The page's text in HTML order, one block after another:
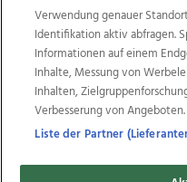
Weitere Angebote
TV1 di-mog-i.at
Life Radio
OÖN Karriere
OÖN
Regionaljobs
Verwendung genauer
Identifikation aktiv abfragen.
Informationen auf einem
Inhalte, Messung von
Inhalten,
Verbesserung von Angeboten.
Liste der Partner